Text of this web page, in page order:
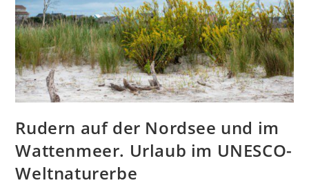
Rudern auf der Nordsee und im
Wattenmeer. Urlaub im UNESCO-
Weltnaturerbe